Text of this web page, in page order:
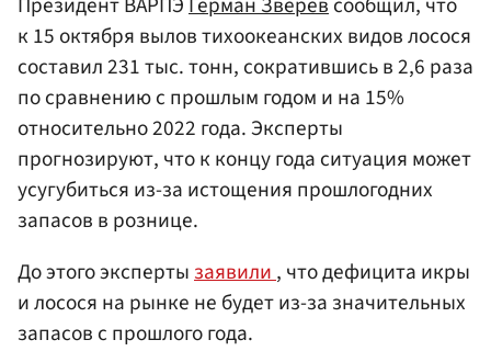
к 15 октября вылов тихоокеанских видов лосося
составил 231 тыс. тонн, сократившись в 2,6 раза
по сравнению с прошлым годом и на 15%
относительно 2022 года. Эксперты
прогнозируют, что к концу года ситуация может
усугубиться из-за истощения прошлогодних
запасов в рознице.
До этого экспертызаявили, что дефицита икры
и лосося на рынке не будет из-за значительных
запасов с прошлого года.